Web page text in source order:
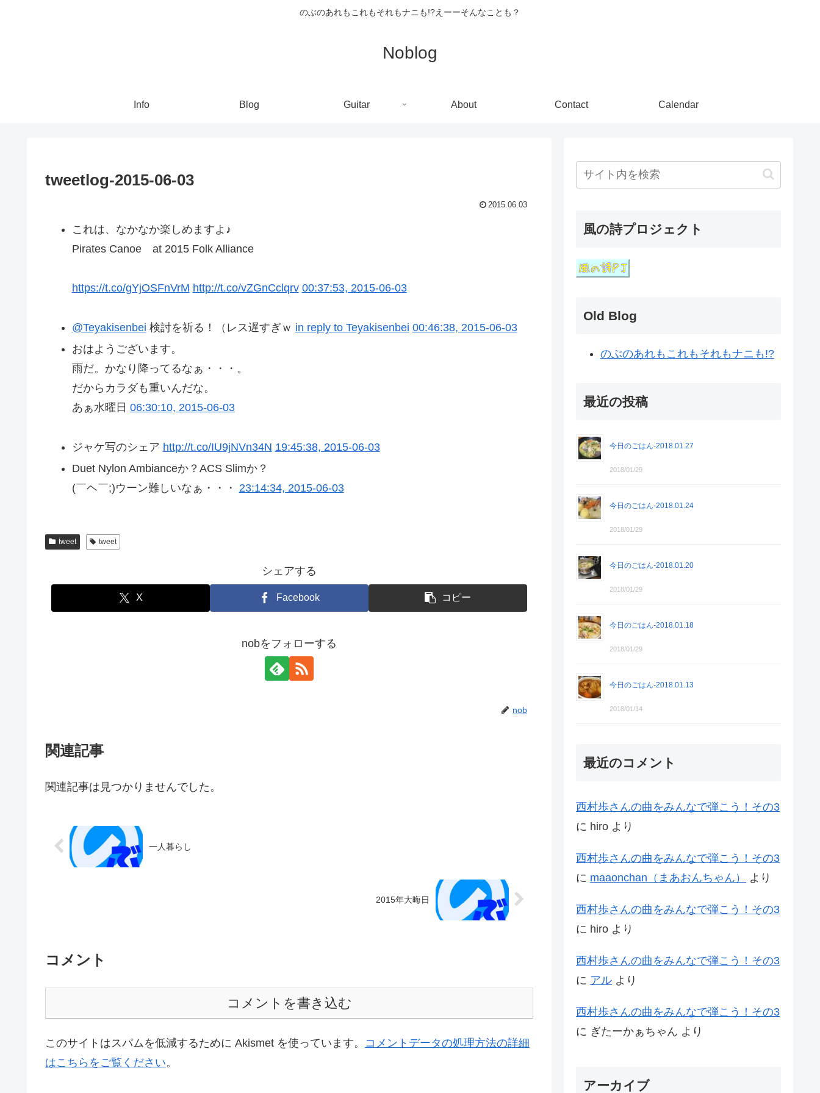
のぶのあれもこれもそれもナニも!?えーーそんなことも？
Noblog
Info Blog Guitar About Contact Calendar
tweetlog-2015-06-03
2015.06.03
これは、なかなか楽しめますよ♪
Pirates Canoe at 2015 Folk Alliance
https://t.co/gYjOSFnVrM http://t.co/vZGnCclqrv 00:37:53, 2015-06-03
@Teyakisenbei 検討を祈る！（レス遅すぎｗ in reply to Teyakisenbei 00:46:38, 2015-06-03
おはようございます。
雨だ。かなり降ってるなぁ・・・。
だからカラダも重いんだな。
あぁ水曜日 06:30:10, 2015-06-03
ジャケ写のシェア http://t.co/IU9jNVn34N 19:45:38, 2015-06-03
Duet Nylon Ambianceか？ACS Slimか？
(￣ヘ￣;)ウーン難しいなぁ・・・ 23:14:34, 2015-06-03
tweet tweet
シェアする
X Facebook コピー
nobをフォローする
nob
関連記事
関連記事は見つかりませんでした。
一人暮らし
2015年大晦日
コメント
コメントを書き込む
このサイトはスパムを低減するために Akismet を使っています。 コメントデータの処理方法の詳細
はこちらをご覧ください。
風の詩プロジェクト
Old Blog
のぶのあれもこれもそれもナニも!?
最近の投稿
今日のごはん-2018.01.27
2018/01/29
今日のごはん-2018.01.24
2018/01/29
今日のごはん-2018.01.20
2018/01/29
今日のごはん-2018.01.18
2018/01/29
今日のごはん-2018.01.13
2018/01/14
最近のコメント
西村歩さんの曲をみんなで弾こう！その3
に hiro より
西村歩さんの曲をみんなで弾こう！その3
に maaonchan（まあおんちゃん） より
西村歩さんの曲をみんなで弾こう！その3
に hiro より
西村歩さんの曲をみんなで弾こう！その3
に アル より
西村歩さんの曲をみんなで弾こう！その3
に ぎたーかぁちゃん より
アーカイブ